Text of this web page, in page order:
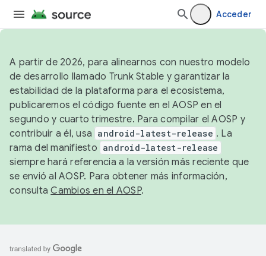
Acceder
A partir de 2026, para alinearnos con nuestro modelo
de desarrollo llamado Trunk Stable y garantizar la
estabilidad de la plataforma para el ecosistema,
publicaremos el código fuente en el AOSP en el
segundo y cuarto trimestre. Para compilar el AOSP y
contribuir a él, usa android-latest-release . La
rama del manifiesto android-latest-release
siempre hará referencia a la versión más reciente que
se envió al AOSP. Para obtener más información,
consultaCambios en el AOSP.